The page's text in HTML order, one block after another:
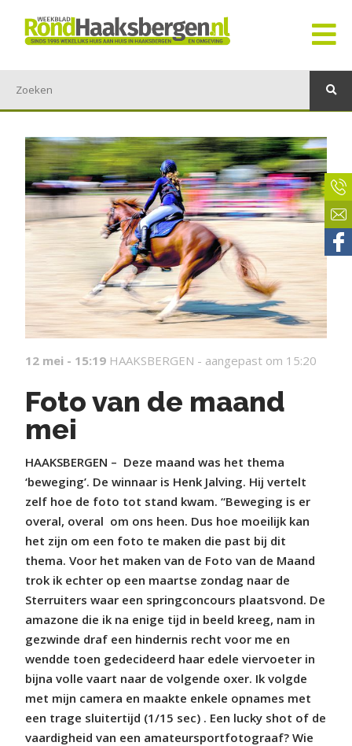
12 mei - 15:19 HAAKSBERGEN - aangepast om 15:20
Foto van de maand
mei
HAAKSBERGEN – Deze maand was het thema
‘beweging’. De winnaar is Henk Jalving. Hij vertelt
zelf hoe de foto tot stand kwam. “Beweging is er
overal, overal om ons heen. Dus hoe moeilijk kan
het zijn om een foto te maken die past bij dit
thema. Voor het maken van de Foto van de Maand
trok ik echter op een maartse zondag naar de
Sterruiters waar een springconcours plaatsvond. De
amazone die ik na enige tijd in beeld kreeg, nam in
gezwinde draf een hindernis recht voor me en
wendde toen gedecideerd haar edele viervoeter in
bijna volle vaart naar de volgende oxer. Ik volgde
met mijn camera en maakte enkele opnames met
een trage sluitertijd (1/15 sec) . Een lucky shot of de
vaardigheid van een amateursportfotograaf? Wie